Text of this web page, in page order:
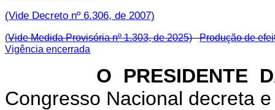
(Vide Decreto nº 6.306, de 2007)
(Vide Medida Provisória nº 1.303, de 2025)
Produção de
Vigência encerrada
O PRESIDENTE DA
Congresso Nacional decreta